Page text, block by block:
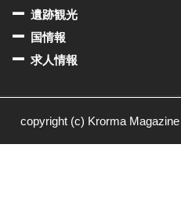
遺跡観光
国情報
求人情報
copyright (c) Krorma